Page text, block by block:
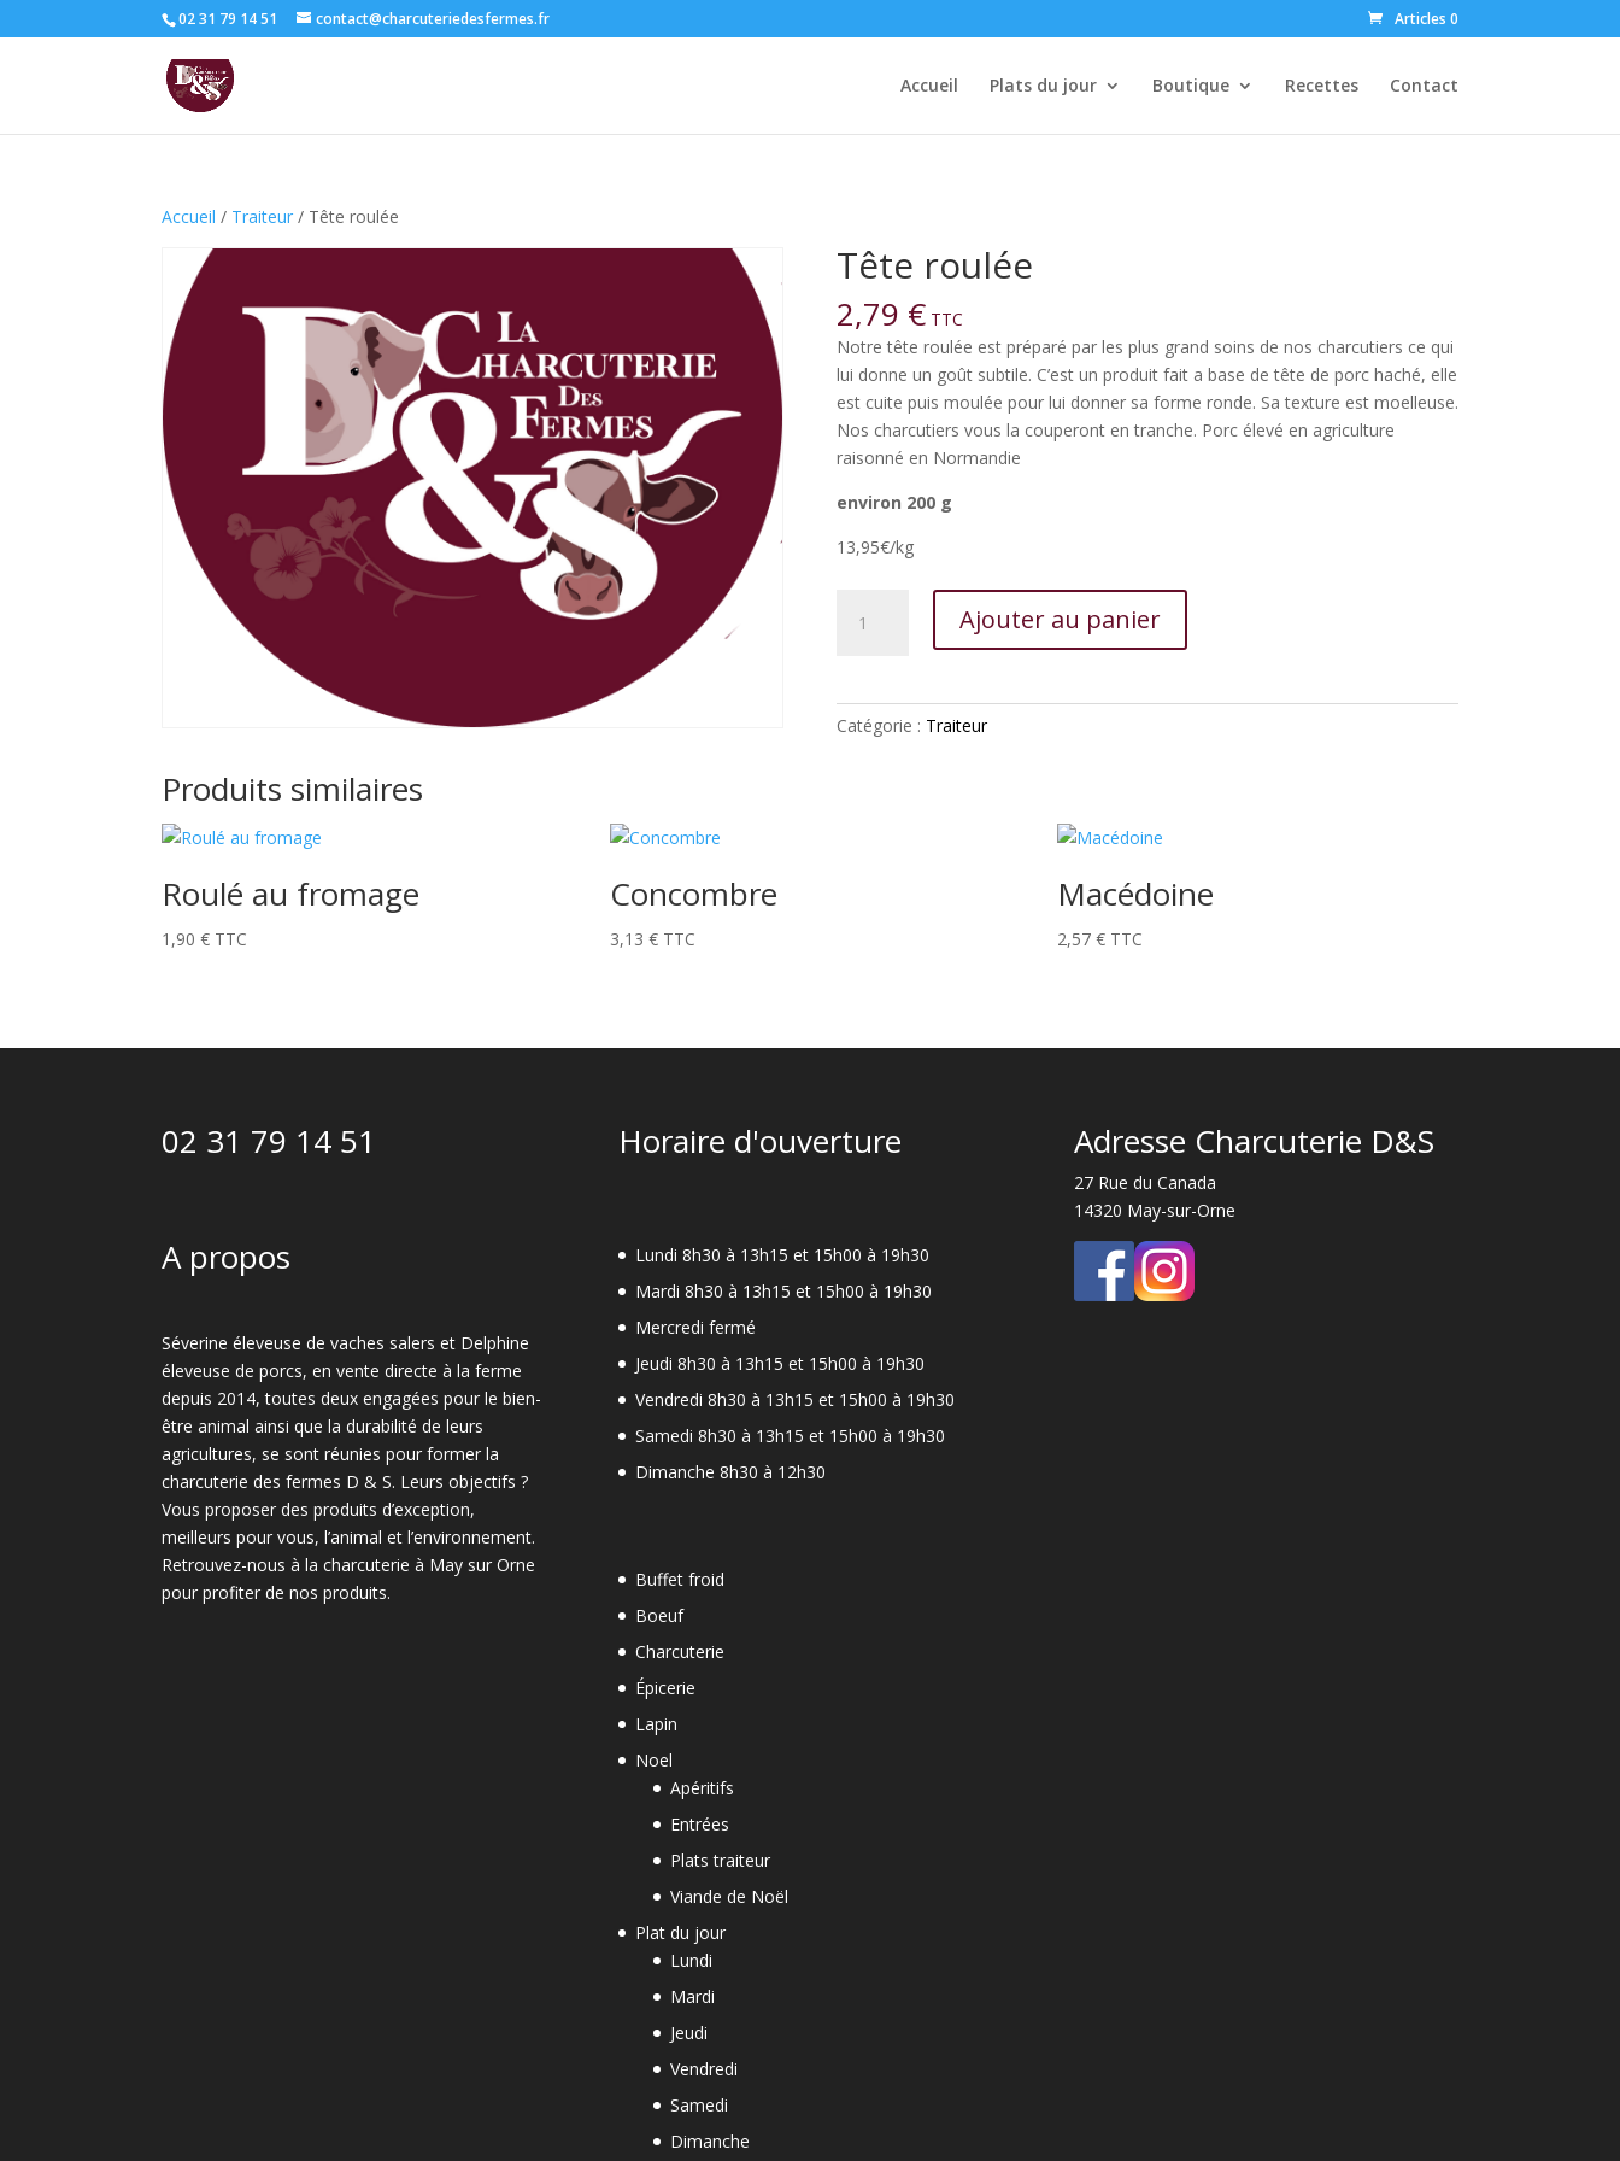
02 31 79 14 51 contact@charcuteriedesfermes.fr Articles 0
Accueil Plats du jour Boutique Recettes Contact
Accueil / Traiteur / Tête roulée
Tête roulée
2,79 € TTC
Notre tête roulée est préparé par les plus grand soins de nos charcutiers ce qui
lui donne un goût subtile. C’est un produit fait a base de tête de porc haché, elle
est cuite puis moulée pour lui donner sa forme ronde. Sa texture est moelleuse.
Nos charcutiers vous la couperont en tranche. Porc élevé en agriculture
raisonné en Normandie
environ 200 g
13,95€/kg
Ajouter au panier
Catégorie : Traiteur
Produits similaires
Roulé au fromage
1,90€ TTC
Concombre
3,13 € TTC
Macédoine
2,57€ TTC
02 31 79 14 51
A propos
Séverine éleveuse de vaches salers et Delphine
éleveuse de porcs, en vente directe à la ferme
depuis 2014, toutes deux engagées pour le bien-
être animal ainsi que la durabilité de leurs
agricultures, se sont réunies pour former la
charcuterie des fermes D & S. Leurs objectifs ?
Vous proposer des produits d’exception,
meilleurs pour vous, l’animal et l’environnement.
Retrouvez-nous à la charcuterie à May sur Orne
pour profiter de nos produits.
Horaire d'ouverture
Lundi 8h30 à 13h15 et 15h00 à 19h30
Mardi 8h30 à 13h15 et 15h00 à 19h30
Mercredi fermé
Jeudi 8h30 à 13h15 et 15h00 à 19h30
Vendredi 8h30 à 13h15 et 15h00 à 19h30
Samedi 8h30 à 13h15 et 15h00 à 19h30
Dimanche 8h30 à 12h30
Buffet froid
Boeuf
Charcuterie
Épicerie
Lapin
Noel
Apéritifs
Entrées
Plats traiteur
Viande de Noël
Plat du jour
Lundi
Mardi
Jeudi
Vendredi
Samedi
Dimanche
Adresse Charcuterie D&S
27 Rue du Canada
14320 May-sur-Orne